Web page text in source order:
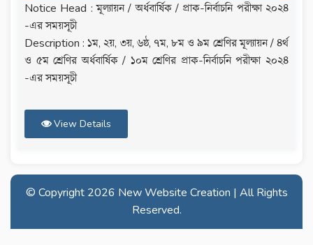
Notice Head : মূল্যায়ন / অর্ধবার্ষিক / প্রাক-নির্বাচনি পরীক্ষা ২০২৪
-এর সময়সূচী
Description : ১ম, ২য়, ৩য়, ৬ষ্ঠ, ৭ম, ৮ম ও ৯ম শ্রেণির মূল্যায়ন / ৪র্থ
ও ৫ম শ্রেণির অর্ধবার্ষিক / ১০ম শ্রেণির প্রাক-নির্বাচনি পরীক্ষা ২০২৪
-এর সময়সূচী
View Details
© Copyright 2026 New Website Creation | All Rights
Reserved.